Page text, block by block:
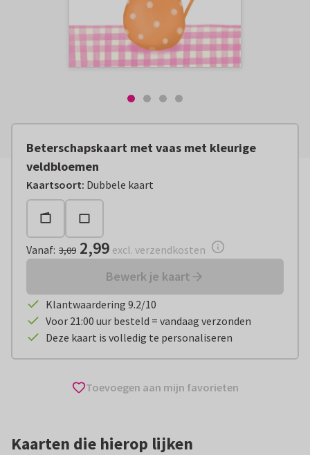
Beterschapskaart met vaas met kleurige
veldbloemen
Kaartsoort: Dubbele kaart
Vanaf: € 2,99 excl. verzendkosten
Vanaf: 3,09 2,99 excl. verzendkosten
Bewerk je kaart
Klantwaardering 9.2/10
Voor 21:00 uur besteld = vandaag verzonden
Deze kaart is volledig te personaliseren
Toevoegen aan mijn favorieten
Kaarten die hierop lijken